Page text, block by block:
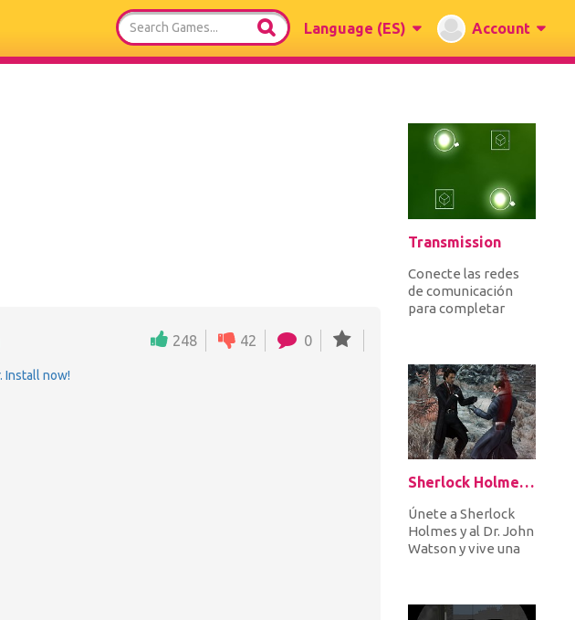
Language (ES) Account
248 42 0
Transmission
Conecte las redes
de comunicación
para completar
receptore...
Sherlock Holmes 2: A Game of Shadows Checkmate
Únete a Sherlock
Holmes y al Dr. John
Watson y vive una